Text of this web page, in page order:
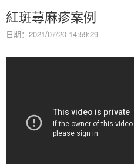
紅斑蕁麻疹案例
日期：2021/07/20 14:59:29